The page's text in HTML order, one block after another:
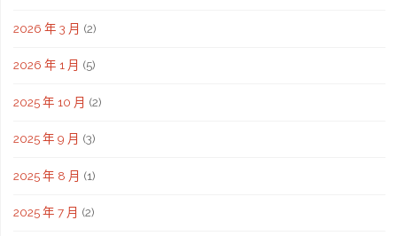
2026 年 3 月 (2)
2026 年 1 月 (5)
2025 年 10 月 (2)
2025 年 9 月 (3)
2025 年 8 月 (1)
2025 年 7 月 (2)